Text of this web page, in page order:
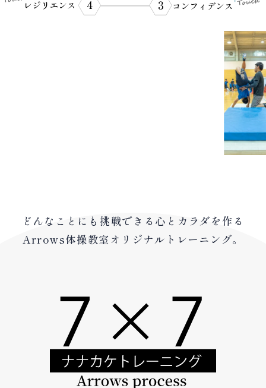
どんなことにも挑戦できる心とカラダを作る
Arrows体操教室オリジナルトレーニング。